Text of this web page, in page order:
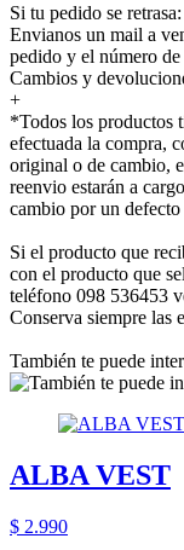
Si tu pedido se retrasa:
Envianos un mail a
pedido y el número
Cambios y
+
*Todos los productos
efectuada la compra,
original o de cambio,
reenvio estarán a
cambio por un defecto
Si el producto que
con el producto que
teléfono 098 536453
Conserva siempre las
También te puede
ALBA VEST
$ 2.990